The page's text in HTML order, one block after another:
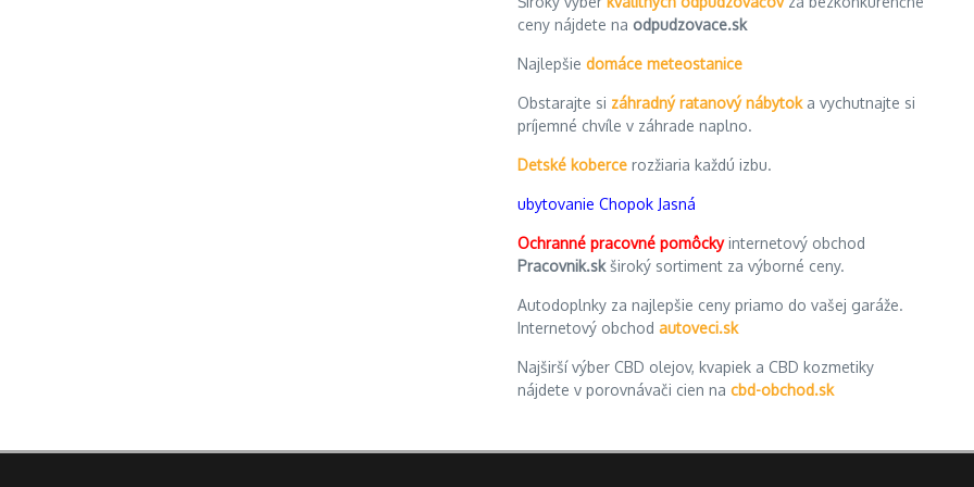
ceny nájdete na odpudzovace.sk
Najlepšie domáce meteostanice
Obstarajte si záhradný ratanový nábytoka vychutnajte si
príjemné chvíle v záhrade naplno.
Detské koberce rozžiaria každú izbu.
ubytovanie Chopok Jasná
Ochranné pracovné pomôckyinternetový obchod
Pracovnik.skširoký sortiment za výborné ceny.
Autodoplnky za najlepšie ceny priamo do vašej garáže.
Internetový obchod autoveci.sk
Najširší výber CBD olejov, kvapiek a CBD kozmetiky
nájdete v porovnávači cien na cbd-obchod.sk